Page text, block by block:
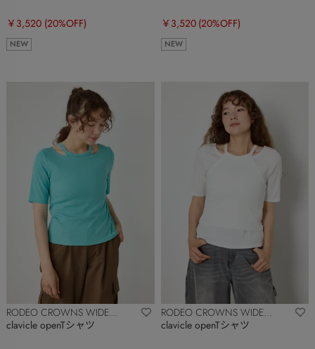
￥3,520 (20%OFF)
NEW
￥3,520 (20%OFF)
NEW
RODEO CROWNS WIDE
BOWL
clavicle openTシャツ
RODEO CROWNS WIDE
BOWL
clavicle openTシャツ